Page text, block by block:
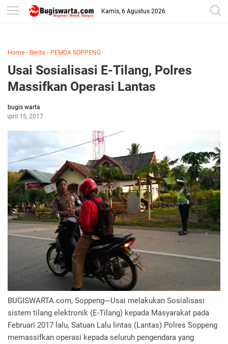
-->
Kamis, 6 Agustus 2026
Home › Berita › PEMDA SOPPENG
Usai Sosialisasi E-Tilang, Polres
Massifkan Operasi Lantas
bugis warta
April 15, 2017
BUGISWARTA.com, Soppeng---Usai melakukan Sosialisasi
sistem tilang elektronik (E-Tilang) kepada Masyarakat pada
Februari 2017 lalu, Satuan Lalu lintas (Lantas) Polres Soppeng
memassifkan operasi kepada seluruh pengendara yang